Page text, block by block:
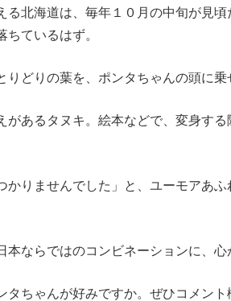
る北海道は、毎年１０月の中旬が見頃
ているはず。
どりの葉を、ポンタちゃんの頭に乗
があるタヌキ。絵本などで、変身す
かりませんでした」と、ユーモアあふ
ならではのコンビネーションに、心
タちゃんが好みですか。ぜひコメント